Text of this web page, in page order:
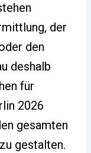
der
den
deshalb
für
2026
gesamten
gestalten.